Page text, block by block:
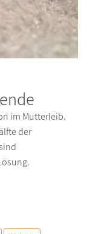
im Mutterleib.
der